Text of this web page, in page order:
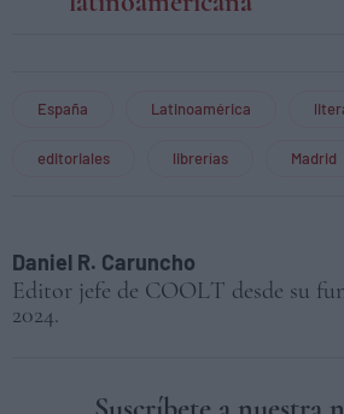
España Latinoamérica
editoriales librerías Madrid
Daniel R. Caruncho
Editor jefe de COOLT desde su
2024.